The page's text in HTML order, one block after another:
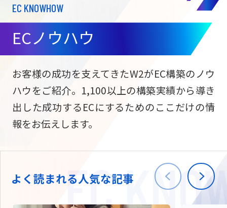
ECサイト構築
サブスク/定期通販
ECサイト構築
海外進出・現地
W2
導入事例
USEFUL
お役立ち情報
NEWS
ニュース
会社情報
TW
EC KNOWHOW
ECノウハウ
お客様の成功を支えてきたW2がEC構築のノウ
ハウをご紹介。1,100以上の構築実績から導き
出した成功するECにするためのここだけの情
報をお伝えします。
よく読まれる人気な記事